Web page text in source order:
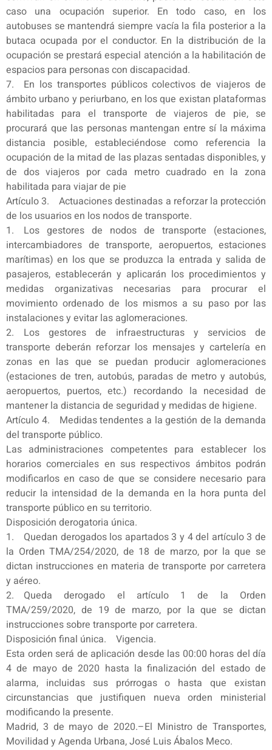
caso una ocupación superior. En todo caso, en los
autobuses se mantendrá siempre vacía la fila posterior a la
butaca ocupada por el conductor. En la distribución de la
ocupación se prestará especial atención a la habilitación de
espacios para personas con discapacidad.
7. En los transportes públicos colectivos de viajeros de
ámbito urbano y periurbano, en los que existan plataformas
habilitadas para el transporte de viajeros de pie, se
procurará que las personas mantengan entre sí la máxima
distancia posible, estableciéndose como referencia la
ocupación de la mitad de las plazas sentadas disponibles, y
de dos viajeros por cada metro cuadrado en la zona
habilitada para viajar de pie
Artículo 3. Actuaciones destinadas a reforzar la protección
de los usuarios en los nodos de transporte.
1. Los gestores de nodos de transporte (estaciones,
intercambiadores de transporte, aeropuertos, estaciones
marítimas) en los que se produzca la entrada y salida de
pasajeros, establecerán y aplicarán los procedimientos y
medidas organizativas necesarias para procurar el
movimiento ordenado de los mismos a su paso por las
instalaciones y evitar las aglomeraciones.
2. Los gestores de infraestructuras y servicios de
transporte deberán reforzar los mensajes y cartelería en
zonas en las que se puedan producir aglomeraciones
(estaciones de tren, autobús, paradas de metro y autobús,
aeropuertos, puertos, etc.) recordando la necesidad de
mantener la distancia de seguridad y medidas de higiene.
Artículo 4. Medidas tendentes a la gestión de la demanda
del transporte público.
Las administraciones competentes para establecer los
horarios comerciales en sus respectivos ámbitos podrán
modificarlos en caso de que se considere necesario para
reducir la intensidad de la demanda en la hora punta del
transporte público en su territorio.
Disposición derogatoria única.
1. Quedan derogados los apartados 3 y 4 del artículo 3 de
la Orden TMA/254/2020, de 18 de marzo, por la que se
dictan instrucciones en materia de transporte por carretera
y aéreo.
2. Queda derogado el artículo 1 de la Orden
TMA/259/2020, de 19 de marzo, por la que se dictan
instrucciones sobre transporte por carretera.
Disposición final única. Vigencia.
Esta orden será de aplicación desde las 00:00 horas del día
4 de mayo de 2020 hasta la finalización del estado de
alarma, incluidas sus prórrogas o hasta que existan
circunstancias que justifiquen nueva orden ministerial
modificando la presente.
Madrid, 3 de mayo de 2020.–El Ministro de Transportes,
Movilidad y Agenda Urbana, José Luis Ábalos Meco.